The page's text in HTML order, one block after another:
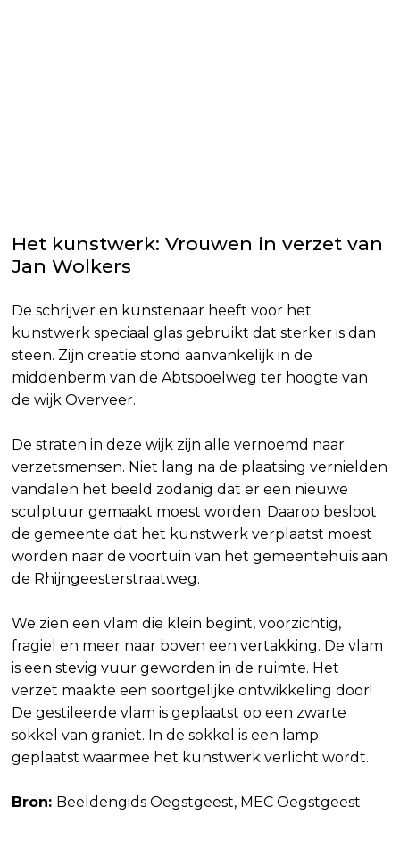
Het kunstwerk: Vrouwen in verzet van
Jan Wolkers
De schrijver en kunstenaar heeft voor het
kunstwerk speciaal glas gebruikt dat sterker is dan
steen. Zijn creatie stond aanvankelijk in de
middenberm van de Abtspoelweg ter hoogte van
de wijk Overveer.
De straten in deze wijk zijn alle vernoemd naar
verzetsmensen. Niet lang na de plaatsing vernielden
vandalen het beeld zodanig dat er een nieuwe
sculptuur gemaakt moest worden. Daarop besloot
de gemeente dat het kunstwerk verplaatst moest
worden naar de voortuin van het gemeentehuis aan
de Rhijngeesterstraatweg.
We zien een vlam die klein begint, voorzichtig,
fragiel en meer naar boven een vertakking. De vlam
is een stevig vuur geworden in de ruimte. Het
verzet maakte een soortgelijke ontwikkeling door!
De gestileerde vlam is geplaatst op een zwarte
sokkel van graniet. In de sokkel is een lamp
geplaatst waarmee het kunstwerk verlicht wordt.
Bron: Beeldengids Oegstgeest, MEC Oegstgeest